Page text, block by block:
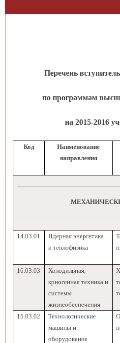
Перечень
по программам
на 2015-2016
Код
Наименование
направления
14.03.01
Ядерная энергетика
и теплофизика
16.03.03
Холодильная,
криогенная техника и
системы
жизнеобеспечения
15.03.02
Технологические
машины и
оборудование